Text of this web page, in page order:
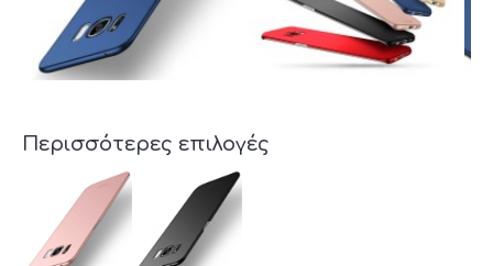
Περισσότερες επιλογές